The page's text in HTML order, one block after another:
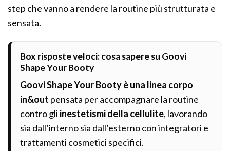
step che vanno a rendere la routine più strutturata e
sensata.
Box risposte veloci: cosa sapere su Goovi
Shape Your Booty
Goovi Shape Your Booty è una linea corpo
in&out pensata per accompagnare la routine
contro gli inestetismi della cellulite, lavorando
sia dall’interno sia dall’esterno con integratori e
trattamenti cosmetici specifici.